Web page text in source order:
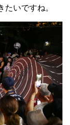
いですね。